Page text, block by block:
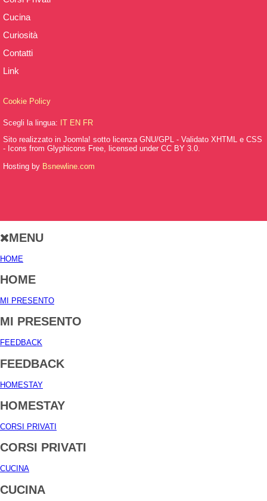
Cucina
Curiosità
Contatti
Link
Cookie Policy
Scegli la lingua: IT EN FR
Sito realizzato in Joomla! sotto licenza GNU/GPL - Validato XHTML e CSS
- Icons from Glyphicons Free, licensed under CC BY 3.0.
Hosting by Bsnewline.com
MENU
HOME
HOME
MI PRESENTO
MI PRESENTO
FEEDBACK
FEEDBACK
HOMESTAY
HOMESTAY
CORSI PRIVATI
CORSI PRIVATI
CUCINA
CUCINA